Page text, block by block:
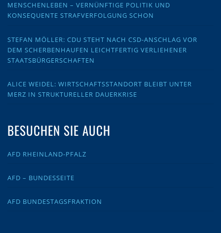
MENSCHENLEBEN – VERNÜNFTIGE POLITIK UND
KONSEQUENTE STRAFVERFOLGUNG SCHON
STEFAN MÖLLER: CDU STEHT NACH CSD-ANSCHLAG VOR
DEM SCHERBENHAUFEN LEICHTFERTIG VERLIEHENER
STAATSBÜRGERSCHAFTEN
ALICE WEIDEL: WIRTSCHAFTSSTANDORT BLEIBT UNTER
MERZ IN STRUKTURELLER DAUERKRISE
BESUCHEN SIE AUCH
AFD RHEINLAND-PFALZ
AFD – BUNDESSEITE
AFD BUNDESTAGSFRAKTION